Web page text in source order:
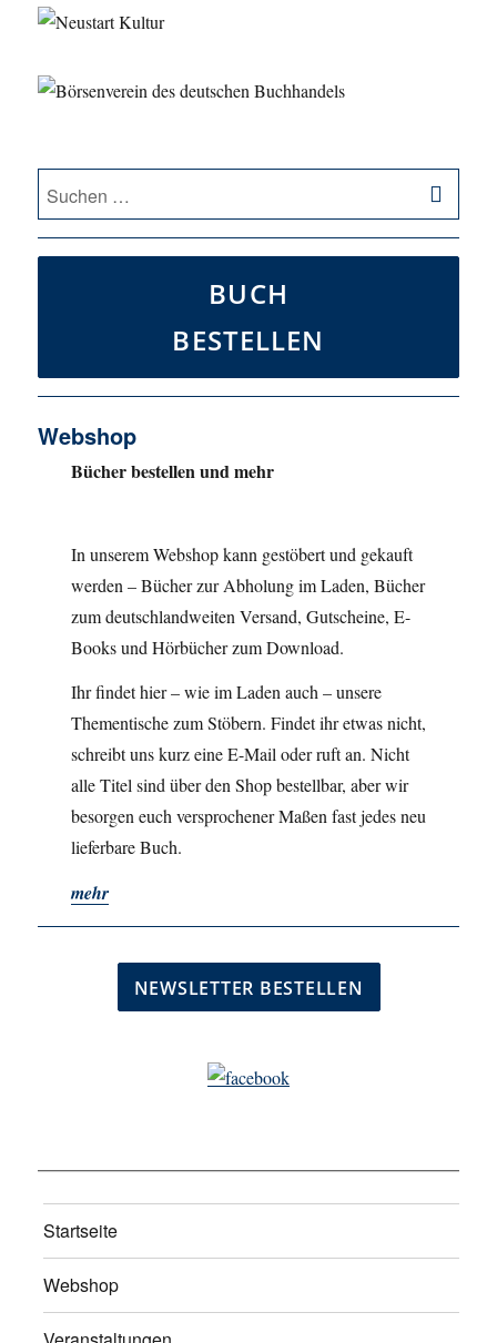
Suche
nach:
BUCH
BESTELLEN
Webshop
Bücher bestellen und mehr
In unserem Webshop kann gestöbert und gekauft
werden – Bücher zur Abholung im Laden, Bücher
zum deutschlandweiten Versand, Gutscheine, E-
Books und Hörbücher zum Download.
Ihr findet hier – wie im Laden auch – unsere
Thementische zum Stöbern. Findet ihr etwas nicht,
schreibt uns kurz eine E-Mail oder ruft an. Nicht
alle Titel sind über den Shop bestellbar, aber wir
besorgen euch versprochener Maßen fast jedes neu
lieferbare Buch.
mehr
Startseite
Webshop